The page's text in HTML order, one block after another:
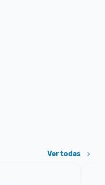
Ver todas